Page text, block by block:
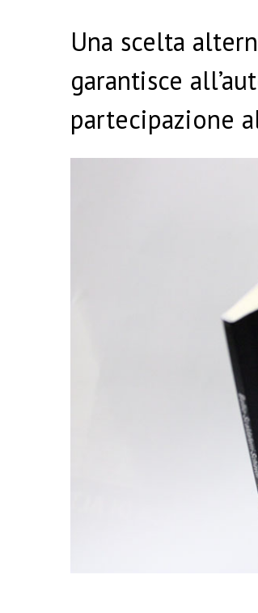
Una scelta
garantisce
partecipazione